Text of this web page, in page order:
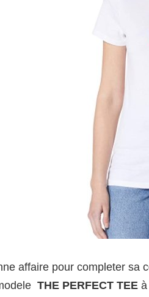
affaire pour completer sa
THE PERFECT TEE